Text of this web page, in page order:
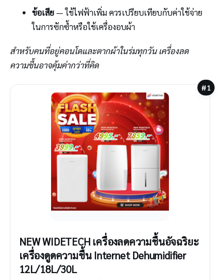
ข้อเสีย— ใช้ไฟฟ้าเพิ่ม ควรเปรียบเทียบกับค่าใช้จ่าย
ในการซักซ้ำหรือใช้เครื่องอบผ้า
สำหรับคนที่อยู่คอนโดและตากผ้าในร่มทุกวัน เครื่องลด
ความชื้นอาจคุ้มค่ากว่าที่คิด
#1
NEW WIDETECH เครื่องลดความชื้นอัจฉริยะ
เครื่องดูดความชื้น Internet Dehumidifier
12L/18L/30L